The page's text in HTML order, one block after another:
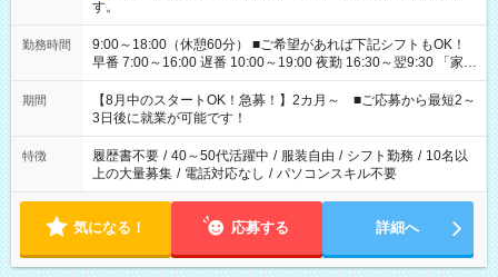
す。
勤務時間
9:00～18:00（休憩60分） ■ご希望があれば下記シフトもOK！
早番 7:00～16:00 遅番 10:00～19:00 夜勤 16:30～翌9:30 「家族
と休みを合わせたい」 「余裕を持って夕飯の準備がしたい」
「できれば残業はしたくない」 など、ご希望を教えてください
ね。 ※Wワーク希望の方へ 今ご覧のお仕事で希望する勤務時間
と、もう1つのお仕事の勤務時間。 合計で週40時間を超える場
合は応募できません。
期間
【8月中のスタートOK！急募！】2カ月～ ■ご応募から最短2～
3日後に就業が可能です！
特徴 履歴書不要 / 40～50代活躍中 / 服装自由 / シフト勤務 / 10名以
上の大量募集 / 電話対応なし / パソコンスキル不要
気になる！ 応募する 詳細へ